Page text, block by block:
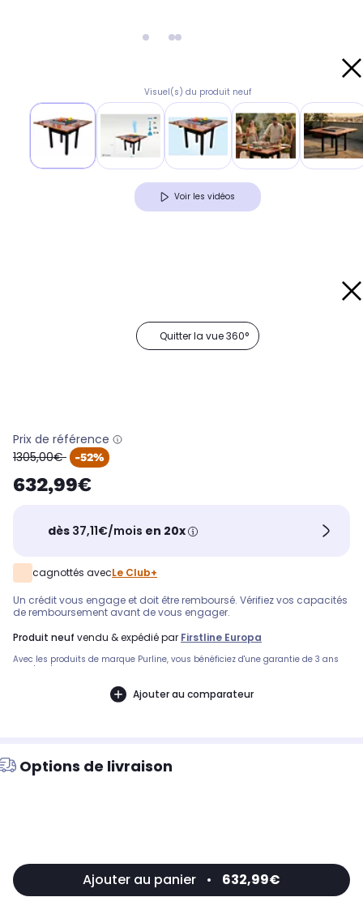
Visuel(s) du produit neuf
Voir les vidéos
Quitter la vue 360°
Prix de référence
oldPrice
1305,00€ -52%
632,99€
dès 37,11€/mois en 20x
cagnottés avecLe Club+
Un crédit vous engage et doit être remboursé. Vérifiez vos capacités
de remboursement avant de vous engager.
produit neuf vendu & expédié par Firstline Europa
Avec les produits de marque Purline, vous bénéficiez d'une garantie de 3 ans
constructeur.
Ajouter au comparateur
Options de livraison
Ajouter au panier • 632,99€